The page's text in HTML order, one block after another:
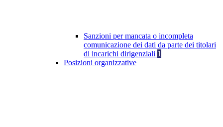
Sanzioni per mancata o incompleta
comunicazione dei dati da parte dei titolari
di incarichi dirigenziali 1
Posizioni organizzative